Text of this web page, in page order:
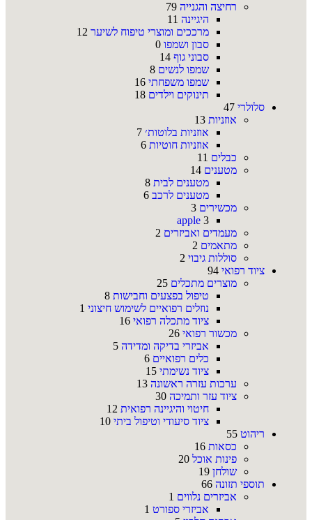
רחיצה והגנייה 79
היגיינה 11
מרככים ומוצרי טיפוח לשיער 12
סבון ושמפו 0
סבוני גוף 14
שמפו לנשים 8
שמפו משפחתי 16
תינוקים וילדים 18
סלולרי 47
אוזניות 13
אוזניות בלוטות׳ 7
אוזניות חוטיות 6
כבלים 11
מטענים 14
מטענים לבית 8
מטענים לרכב 6
מכשירים 3
apple 3
מעמדים ואביזרים 2
מתאמים 2
סוללות גיבוי 2
ציוד רפואי 94
מוצרים מתכלים 25
טיפול בפצעים וחבישות 8
נוזלים רפואיים לשימוש חיצוני 1
ציוד מתכלה רפואי 16
מכשור רפואי 26
אביזרי בדיקה ומדידה 5
כלים רפואיים 6
ציוד נשימתי 15
ערכות עזרה ראשונה 13
ציוד עזר ותמיכה 30
חיטוי והיגיינה רפואית 12
ציוד סיעודי וטיפול ביתי 10
ריהוט 55
כסאות 16
פינות אוכל 20
שולחן 19
תוספי תזונה 66
אביזרים נלווים 1
אביזרי ספורט 1